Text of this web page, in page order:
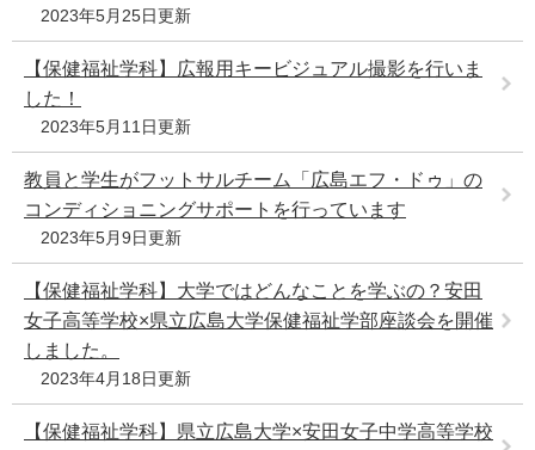
2023年5月25日更新
【保健福祉学科】広報用キービジュアル撮影を行いま
した！
2023年5月11日更新
教員と学生がフットサルチーム「広島エフ・ドゥ」の
コンディショニングサポートを行っています
2023年5月9日更新
【保健福祉学科】大学ではどんなことを学ぶの？安田
女子高等学校×県立広島大学保健福祉学部座談会を開催
しました。
2023年4月18日更新
【保健福祉学科】県立広島大学×安田女子中学高等学校